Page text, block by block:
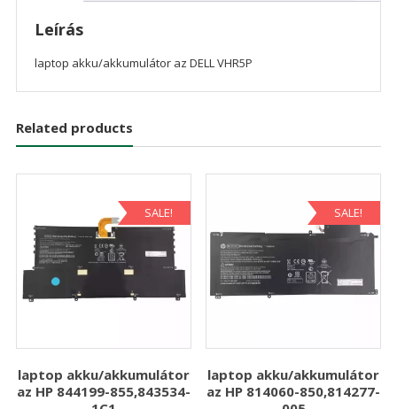
Leírás
laptop akku/akkumulátor az DELL VHR5P
Related products
SALE!
laptop akku/akkumulátor
az HP 844199-855,843534-
SALE!
laptop akku/akkumulátor
az HP 814060-850,814277-